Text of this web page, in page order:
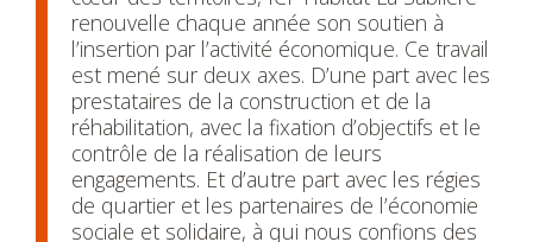
renouvelle chaque année son soutien à
l’insertion par l’activité économique. Ce travail
est mené sur deux axes. D’une part avec les
prestataires de la construction et de la
réhabilitation, avec la fixation d’objectifs et le
contrôle de la réalisation de leurs
engagements. Et d’autre part avec les régies
de quartier et les partenaires de l’économie
sociale et solidaire, à qui nous confions des